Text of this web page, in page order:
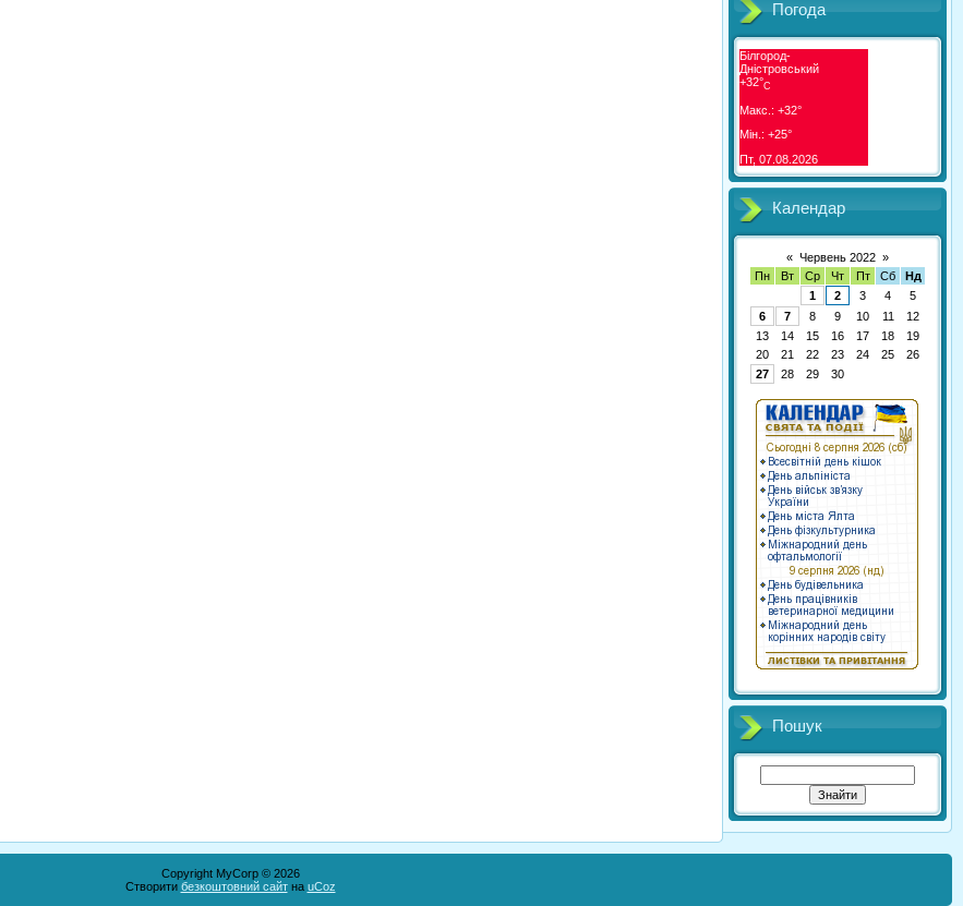
Погода
Білгород-
Дністровський
+32°C
Макс.: +32°
Мін.: +25°
Пт, 07.08.2026
Календар
« Червень 2022 »
Пн
Вт Ср Чт Пт Сб
Нд
1
2 3 4
5
6
7 8 9 10 11
12
13
14 15 16 17 18
19
20
21 22 23 24 25
26
27
28 29 30
Пошук
Copyright MyCorp © 2026
Створити безкоштовний сайтна uCoz